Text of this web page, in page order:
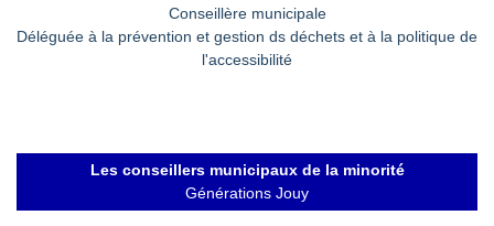
Conseillère municipale
Déléguée à la prévention et gestion ds déchets et à la politique de
l'accessibilité
Les conseillers municipaux de la minorité
Générations Jouy